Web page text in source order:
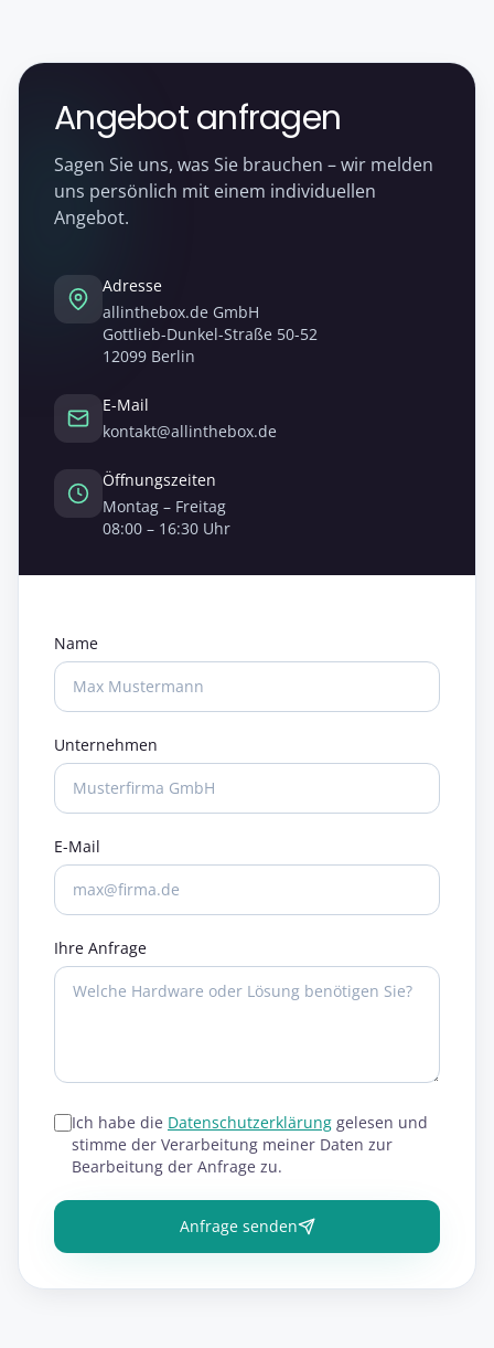
Angebot anfragen
Sagen Sie uns, was Sie brauchen – wir melden
uns persönlich mit einem individuellen
Angebot.
Adresse
allinthebox.de GmbH
Gottlieb-Dunkel-Straße 50-52
12099 Berlin
E-Mail
kontakt@allinthebox.de
Öffnungszeiten
Montag – Freitag
08:00 – 16:30 Uhr
Name
Unternehmen
E-Mail
Ihre Anfrage
Ich habe die Datenschutzerklärung gelesen und
stimme der Verarbeitung meiner Daten zur
Bearbeitung der Anfrage zu.
Anfrage senden